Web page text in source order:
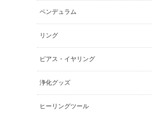
ペンデュラム
リング
ピアス・イヤリング
浄化グッズ
ヒーリングツール